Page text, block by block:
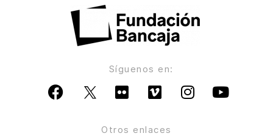
Síguenos en:
Otros enlaces